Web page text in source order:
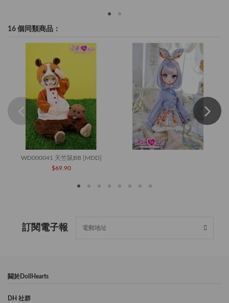
16 個同類商品：
WD000041 天竺鼠BB [MDD]
$69.90
訂閱電子報
闗於DollHearts
DH 社群